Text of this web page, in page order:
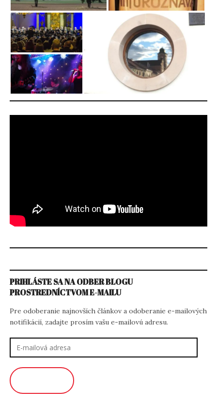
PRIHLÁSTE SA NA ODBER BLOGU
PROSTREDNÍCTVOM E-MAILU
Pre odoberanie najnovších článkov a odoberanie e-mailových
notifikácií, zadajte prosím vašu e-mailovú adresu.
adresa